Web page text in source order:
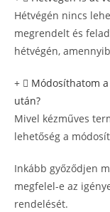
Hétvégén nincs
megrendelt és
hétvégén,
Módosíthatom
után?
Mivel kézműves
lehetőség a
Inkább győződjen
megfelel-e az
rendelését.